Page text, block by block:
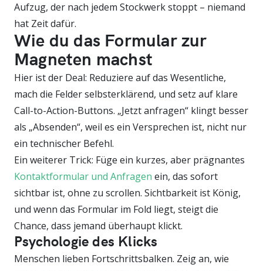
Aufzug, der nach jedem Stockwerk stoppt – niemand
hat Zeit dafür.
Wie du das Formular zur
Magneten machst
Hier ist der Deal: Reduziere auf das Wesentliche,
mach die Felder selbsterklärend, und setz auf klare
Call-to-Action-Buttons. „Jetzt anfragen“ klingt besser
als „Absenden“, weil es ein Versprechen ist, nicht nur
ein technischer Befehl.
Ein weiterer Trick: Füge ein kurzes, aber prägnantes
Kontaktformular und Anfragen ein, das sofort
sichtbar ist, ohne zu scrollen. Sichtbarkeit ist König,
und wenn das Formular im Fold liegt, steigt die
Chance, dass jemand überhaupt klickt.
Psychologie des Klicks
Menschen lieben Fortschrittsbalken. Zeig an, wie